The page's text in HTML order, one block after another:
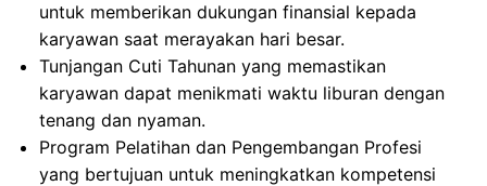
untuk memberikan dukungan finansial kepada
karyawan saat merayakan hari besar.
Tunjangan Cuti Tahunan yang memastikan
karyawan dapat menikmati waktu liburan dengan
tenang dan nyaman.
Program Pelatihan dan Pengembangan Profesi
yang bertujuan untuk meningkatkan kompetensi